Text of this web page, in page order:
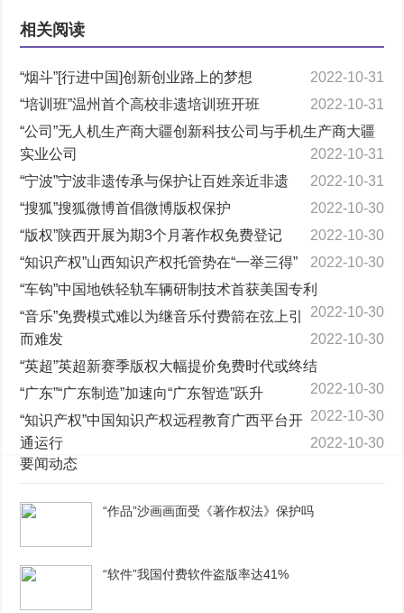
相关阅读
“烟斗”[行进中国]创新创业路上的梦想
2022-10-31
“培训班”温州首个高校非遗培训班开班
2022-10-31
“公司”无人机生产商大疆创新科技公司与手机生产商大疆
实业公司
2022-10-31
“宁波”宁波非遗传承与保护让百姓亲近非遗
2022-10-31
“搜狐”搜狐微博首倡微博版权保护
2022-10-30
“版权”陕西开展为期3个月著作权免费登记
2022-10-30
“知识产权”山西知识产权托管势在“一举三得”
2022-10-30
“车钩”中国地铁轻轨车辆研制技术首获美国专利
2022-10-30
“音乐”免费模式难以为继音乐付费箭在弦上引
而难发
2022-10-30
“英超”英超新赛季版权大幅提价免费时代或终结
2022-10-30
“广东”“广东制造”加速向“广东智造”跃升
2022-10-30
“知识产权”中国知识产权远程教育广西平台开
通运行
2022-10-30
要闻动态
“作品”沙画画面受《著作权法》保护吗
“软件”我国付费软件盗版率达41%